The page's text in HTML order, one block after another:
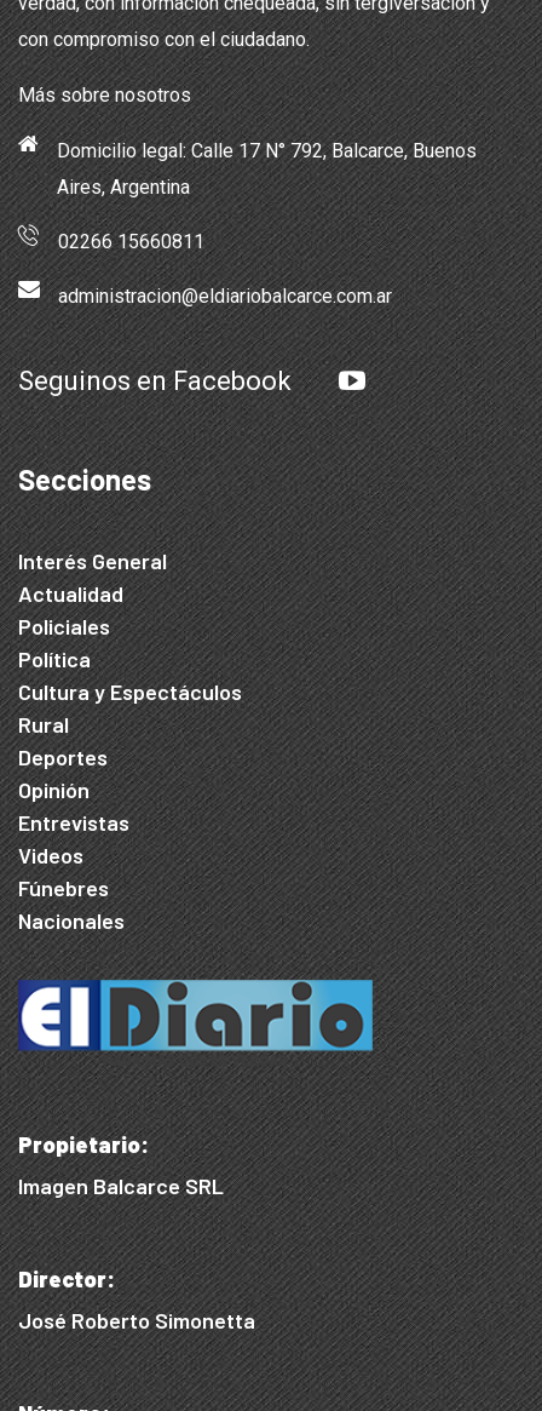
con compromiso con el ciudadano.
Más sobre nosotros
Domicilio legal: Calle 17 N° 792, Balcarce, Buenos
Aires, Argentina
02266 15660811
administracion@eldiariobalcarce.com.ar
Seguinos en Facebook
Secciones
Interés General
Actualidad
Policiales
Política
Cultura y Espectáculos
Rural
Deportes
Opinión
Entrevistas
Videos
Fúnebres
Nacionales
Propietario:
Imagen Balcarce SRL
Director:
José Roberto Simonetta